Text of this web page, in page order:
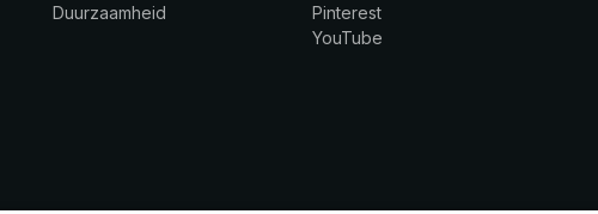
Duurzaamheid
Pinterest
YouTube